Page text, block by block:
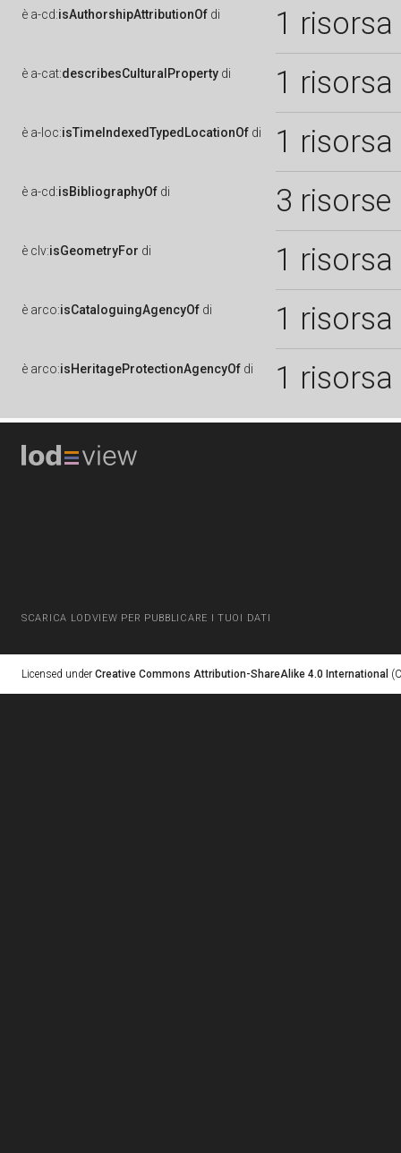
è a-cd:isAuthorshipAttributionOf di 1 risorsa
è a-cat:describesCulturalProperty di 1 risorsa
è a-loc:isTimeIndexedTypedLocationOf di 1 risorsa
è a-cd:isBibliographyOf di 3 risorse
è clv:isGeometryFor di 1 risorsa
è arco:isCataloguingAgencyOf di 1 risorsa
è arco:isHeritageProtectionAgencyOf di 1 risorsa
SCARICA LODVIEW PER PUBBLICARE I TUOI DATI
Licensed under Creative Commons Attribution-ShareAlike 4.0 International